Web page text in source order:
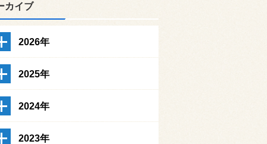
カイブ
2026年
2025年
2024年
2023年